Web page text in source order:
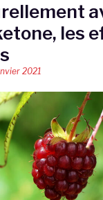
les
2021